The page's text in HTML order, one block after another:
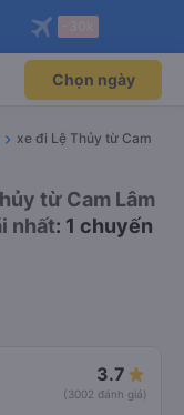
Mở app
qua
Mở app
Chọn ngày
xe đi Lệ Thủy từ Cam
từ Cam Lâm
nhất: 1 chuyến
3.7
(3002 đánh giá)